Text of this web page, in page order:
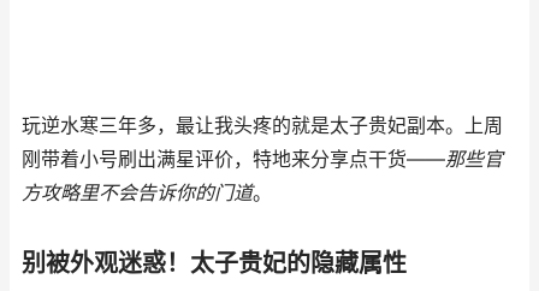
玩逆水寒三年多，最让我头疼的就是太子贵妃副本。上周
刚带着小号刷出满星评价，特地来分享点干货——那些官
方攻略里不会告诉你的门道。
别被外观迷惑！太子贵妃的隐藏属性